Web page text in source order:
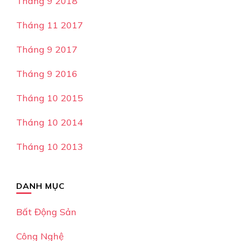
Tháng 11 2017
Tháng 9 2017
Tháng 9 2016
Tháng 10 2015
Tháng 10 2014
Tháng 10 2013
DANH MỤC
Bất Động Sản
Công Nghệ